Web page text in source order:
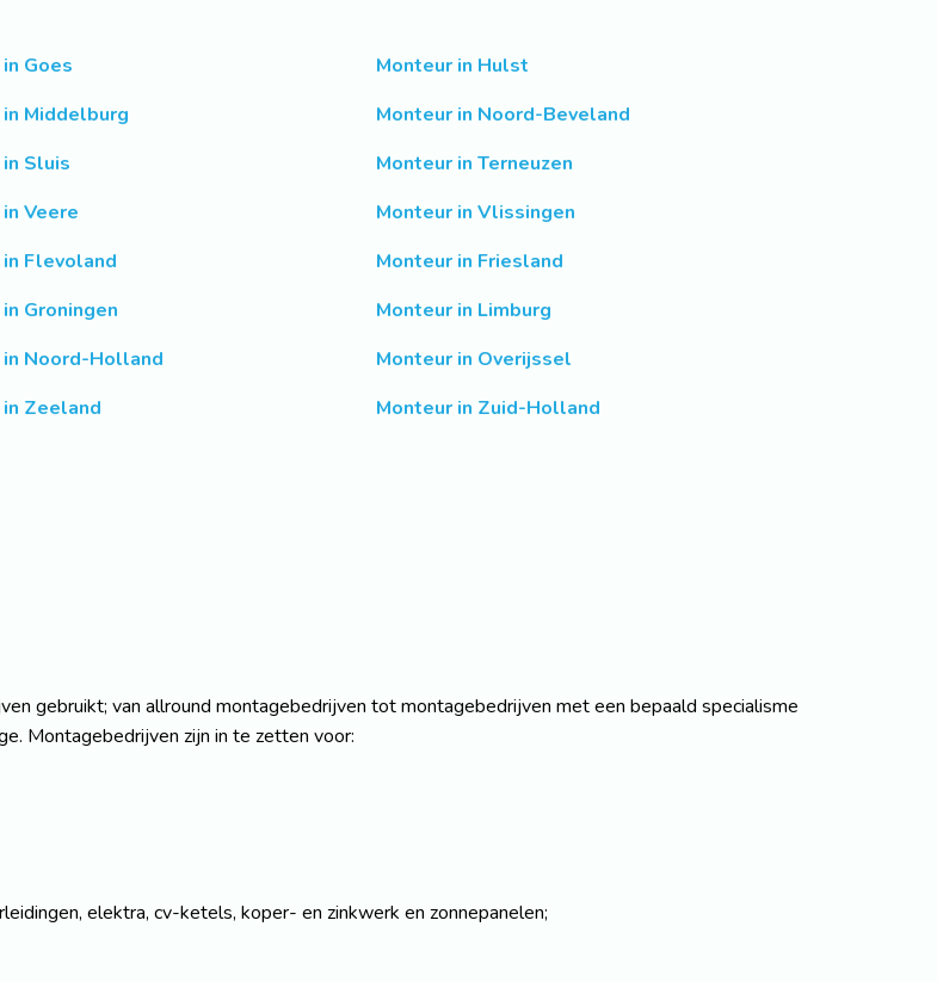
Goes
Monteur in Hulst
Middelburg
Monteur in Noord-Beveland
Sluis
Monteur in Terneuzen
Veere
Monteur in Vlissingen
Flevoland
Monteur in Friesland
Groningen
Monteur in Limburg
Noord-Holland
Monteur in Overijssel
Zeeland Monteur in Zuid-Holland
gebruikt; van allround montagebedrijven tot montagebedrijven met een bepaald specialisme
Montagebedrijven zijn in te zetten voor:
elektra, cv-ketels, koper- en zinkwerk en zonnepanelen;